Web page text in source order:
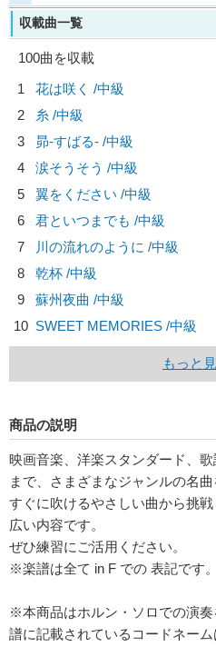
収載曲一覧
100曲を収載
1
花は咲く /中級
2
糸 /中級
3
昴-すばる- /中級
4
涙そうそう /中級
5
翼をください /中級
6
君といつまでも /中級
7
川の流れのように /中級
8
乾杯 /中級
9
蘇州夜曲 /中級
10 SWEET MEMORIES /中級
もっと
商品の説明
映画音楽、洋楽スタンダード、
まで、さまざまなジャンルの名
すぐに吹けるやさしい曲から挑
広い内容です。
ぜひ練習にご活用ください。
※楽譜は全て in F での 表記です。
※本商品はホルン・ソロでの演
譜に記載されているコードネー